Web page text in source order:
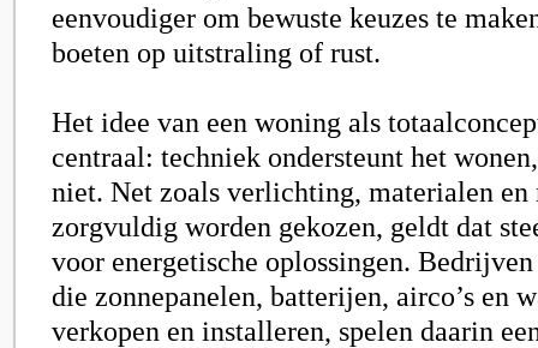
eenvoudiger om bewuste keuzes te
boeten op uitstraling of rust.
Het idee van een woning als
centraal: techniek ondersteunt het
niet. Net zoals verlichting, materialen en
zorgvuldig worden gekozen, geldt dat
voor energetische oplossingen.
die zonnepanelen, batterijen, airco’s en
verkopen en installeren, spelen daarin